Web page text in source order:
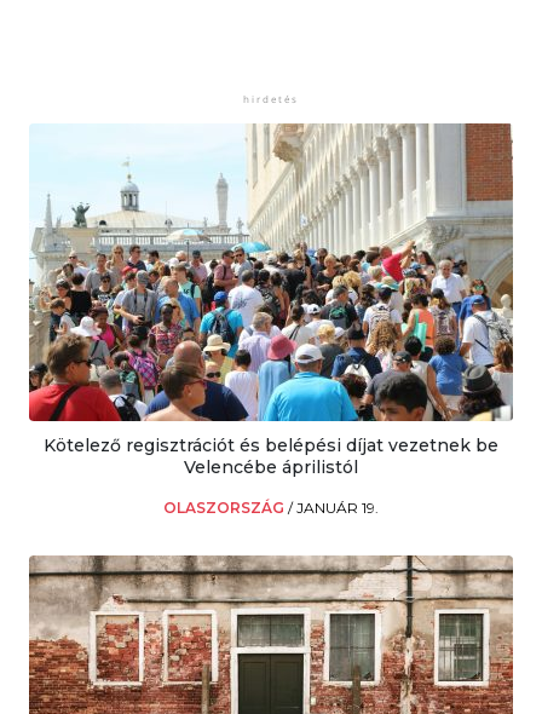
Kötelező regisztrációt és belépési díjat vezetnek be
Velencébe áprilistól
OLASZORSZÁG /JANUÁR 19.